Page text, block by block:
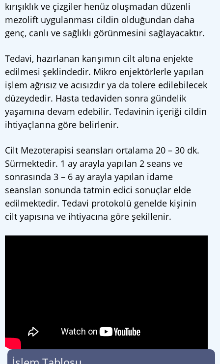
kırışıklık ve çizgiler henüz oluşmadan düzenli
mezolift uygulanması cildin olduğundan daha
genç, canlı ve sağlıklı görünmesini sağlayacaktır.
Tedavi, hazırlanan karışımın cilt altına enjekte
edilmesi şeklindedir. Mikro enjektörlerle yapılan
işlem ağrısız ve acısızdır ya da tolere edilebilecek
düzeydedir. Hasta tedaviden sonra gündelik
yaşamına devam edebilir. Tedavinin içeriği cildin
ihtiyaçlarına göre belirlenir.
Cilt Mezoterapisi seansları ortalama 20 – 30 dk.
Sürmektedir. 1 ay arayla yapılan 2 seans ve
sonrasında 3 – 6 ay arayla yapılan idame
seansları sonunda tatmin edici sonuçlar elde
edilmektedir. Tedavi protokolü genelde kişinin
cilt yapısına ve ihtiyacına göre şekillenir.